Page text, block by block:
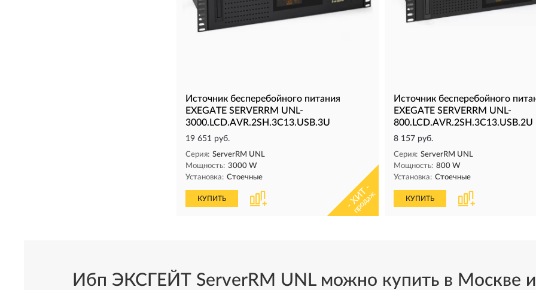
Источник бесперебойного питания
EXEGATE SERVERRM UNL-
3000.LCD.AVR.2SH.3C13.USB.3U
19 651 руб.
Серия: ServerRM UNL
Мощность: 3000 W
Установка: Стоечные
КУПИТЬ - ХИТ -
продаж
Источник бесперебойного
EXEGATE SERVERRM UNL-
800.LCD.AVR.2SH.3C13.USB.2U
8 157 руб.
Серия: ServerRM UNL
Мощность: 800 W
Установка: Стоечные
КУПИТЬ
Ибп ЭКСГЕЙТ ServerRM UNL можно купить в Москве и